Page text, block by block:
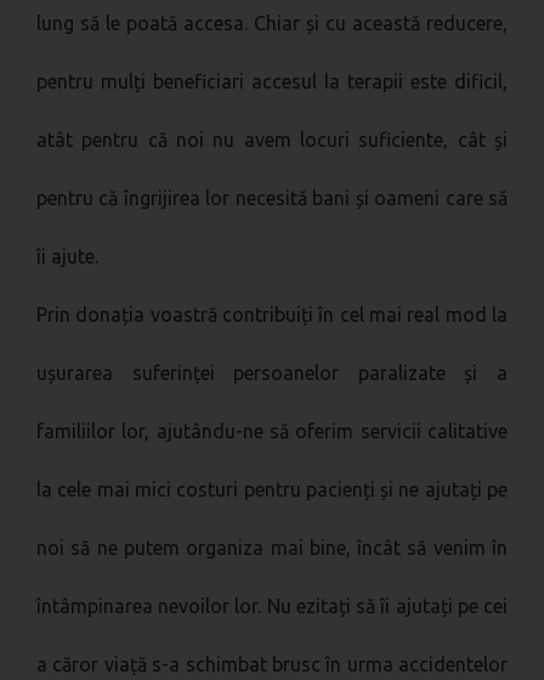
lung să le poată accesa. Chiar și cu această reducere,
pentru mulți beneficiari accesul la terapii este dificil,
atât pentru că noi nu avem locuri suficiente, cât și
pentru că îngrijirea lor necesită bani și oameni care să
îi ajute.
Prin donația voastră contribuiți în cel mai real mod la
ușurarea suferinței persoanelor paralizate și a
familiilor lor, ajutându-ne să oferim servicii calitative
la cele mai mici costuri pentru pacienți și ne ajutați pe
noi să ne putem organiza mai bine, încât să venim în
întâmpinarea nevoilor lor. Nu ezitați să îi ajutați pe cei
a căror viață s-a schimbat brusc în urma accidentelor